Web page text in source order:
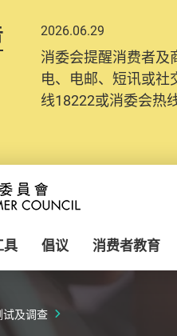
2026.06.29
消委会提醒消费者及
电、电邮、短讯或
线18222或消委会热
具 倡议 消费者教育
试及调查